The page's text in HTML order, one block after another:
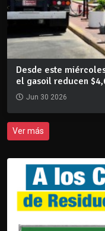
Desde este
el gasoil reducen
Jun 30 2026
Ver más